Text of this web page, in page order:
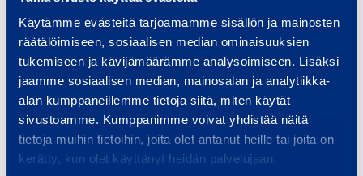
Käytämme evästeitä tarjoamamme sisällön ja mainosten
räätälöimiseen, sosiaalisen median ominaisuuksien
tukemiseen ja kävijämäärämme analysoimiseen. Lisäksi
jaamme sosiaalisen median, mainosalan ja analytiikka-
alan kumppaneillemme tietoja siitä, miten käytät
sivustoamme. Kumppanimme voivat yhdistää näitä
tietoja muihin tietoihin, joita olet antanut heille tai joita on
kerätty, kun olet käyttänyt heidän palvelujaan.
y
e
r
6
0
0
STRONG STR600
16,44 €
0 %)
Add to cart
y
e
r
6
5
0
KORVENT 500R
16,44 €
0 %)
Add to cart